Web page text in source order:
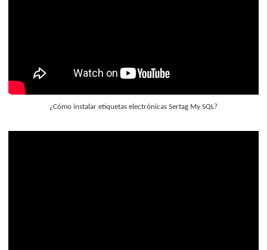
¿Cómo instalar etiquetas electrónicas Sertag My SQL?